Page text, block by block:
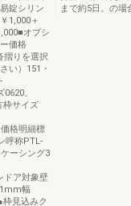
錠シリン
1,000＋
オプシ
価格
摺りを選択
い）151・
、
枠サイズ
格明細標
呼称PTL-
ーシング3
ドア対象壁
幅
見込みク
まで約5日。の場